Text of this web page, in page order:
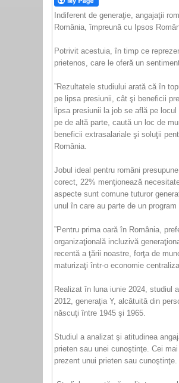
Indiferent de generaţie, angajaţii
România, împreună cu Ipsos
Potrivit acestuia, în timp ce
prietenos, care le oferă un
”Rezultatele studiului arată că în
pe lipsa presiunii, cât şi beneficii
lipsa presiunii la job se află pe
pe de altă parte, caută un loc de
beneficii extrasalariale şi soluţii
România.
Jobul ideal pentru români
corect, 22% menţionează
aspecte sunt comune tuturor
unul în care au parte de un program
”Pentru prima oară în România,
organizaţională incluzivă
recentă a ţării noastre, forţa de
maturizaţi într-o economie
Realizat în luna iunie 2024, studiul
2012, generaţia Y, alcătuită din
născuţi între 1945 şi 1965.
Studiul a analizat şi atitudinea
prieten sau unei cunoştinţe. Cei
prezent unui prieten sau cunoştinţe.